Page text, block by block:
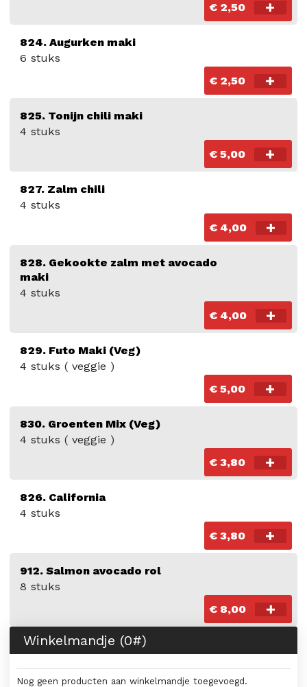
€ 2,50
824. Augurken maki
6 stuks
€ 2,50
825. Tonijn chili maki
4 stuks
€ 5,00
827. Zalm chili
4 stuks
€ 4,00
828. Gekookte zalm met avocado
maki
4 stuks
€ 4,00
829. Futo Maki (Veg)
4 stuks ( veggie )
€ 5,00
830. Groenten Mix (Veg)
4 stuks ( veggie )
€ 3,80
826. California
4 stuks
€ 3,80
912. Salmon avocado rol
8 stuks
€ 8,00
Winkelmandje (0#)
Nog geen producten aan winkelmandje toegevoegd.